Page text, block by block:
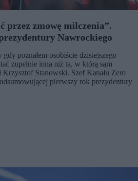
przez zmowę milczenia”.
Nawrockiego
gdy poznałem osobiście dzisiejszego
zupełnie inna niż ta, w którą sam
Krzysztof Stanowski. Szef Kanału Zero
pierwszy rok prezydentury